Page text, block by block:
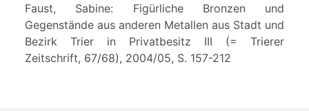
Faust, Sabine: Figürliche Bronzen und
Gegenstände aus anderen Metallen aus Stadt und
Bezirk Trier in Privatbesitz III (= Trierer
Zeitschrift, 67/68), 2004/05, S. 157-212